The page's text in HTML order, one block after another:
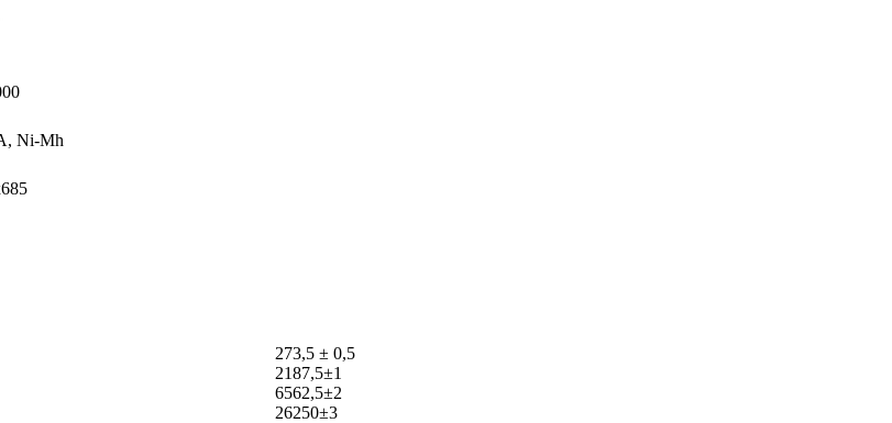
Ni-Mh
273,5 ± 0,5
2187,5±1
6562,5±2
26250±3